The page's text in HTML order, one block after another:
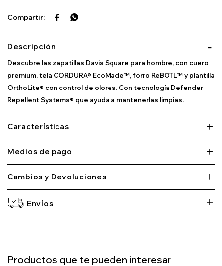
 
Descripción
Descubre las zapatillas Davis Square para hombre, con cuero
premium, tela CORDURA® EcoMade™, forro ReBOTL™ y plantilla
OrthoLite® con control de olores. Con tecnología Defender
Repellent Systems® que ayuda a mantenerlas limpias.
Características
Medios de pago
Cambios y Devoluciones
Envíos
Productos que te pueden interesar